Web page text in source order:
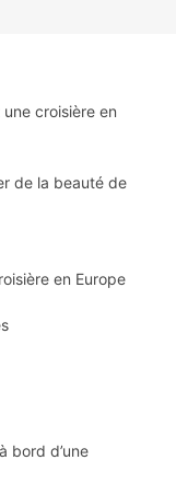
croisière en
de la beauté de
en Europe
bord d’une